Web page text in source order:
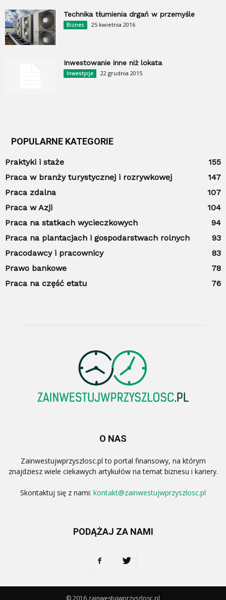
Technika tłumienia drgań w przemyśle
Biznes 25 kwietnia 2016
Inwestowanie inne niż lokata
Inwestycje 22 grudnia 2015
POPULARNE KATEGORIE
Praktyki i staże
155
Praca w branży turystycznej i rozrywkowej
147
Praca zdalna
107
Praca w Azji
104
Praca na statkach wycieczkowych
94
Praca na plantacjach i gospodarstwach rolnych
93
Pracodawcy i pracownicy
83
Prawo bankowe
78
Praca na część etatu
76
O NAS
Zainwestujwprzyszlosc.pl to portal finansowy, na którym
znajdziesz wiele ciekawych artykułów na temat biznesu i kariery.
Skontaktuj się z nami: kontakt@zainwestujwprzyszlosc.pl
PODĄŻAJ ZA NAMI
© 2016 zainwestujwprzyszlosc.pl